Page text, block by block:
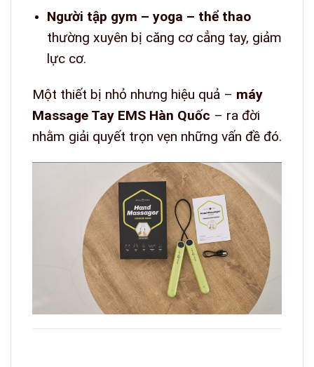
Người tập gym – yoga – thể thao
thường xuyên bị căng cơ cẳng tay, giảm
lực cơ.
Một thiết bị nhỏ nhưng hiệu quả – máy
Massage Tay EMS Hàn Quốc – ra đời
nhằm giải quyết trọn vẹn những vấn đề đó.